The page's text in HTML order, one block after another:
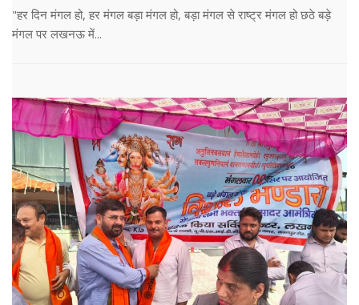
"हर दिन मंगल हो, हर मंगल बड़ा मंगल हो, बड़ा मंगल से राष्ट्र मंगल हो छठे बड़े
मंगल पर लखनऊ में...